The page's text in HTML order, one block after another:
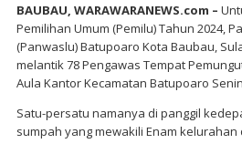
BAUBAU, WARAWARANEWS.com –
Pemilihan Umum (Pemilu) Tahun 2024,
(Panwaslu) Batupoaro Kota Baubau,
melantik 78 Pengawas Tempat
Aula Kantor Kecamatan Batupoaro
Satu-persatu namanya di panggil
sumpah yang mewakili Enam kelurahan